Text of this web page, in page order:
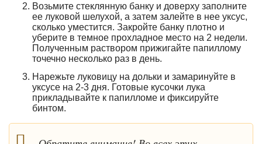
Возьмите стеклянную банку и доверху заполните
ее луковой шелухой, а затем залейте в нее уксус,
сколько уместится. Закройте банку плотно и
уберите в темное прохладное место на 2 недели.
Полученным раствором прижигайте папиллому
точечно несколько раз в день.
Нарежьте луковицу на дольки и замаринуйте в
уксусе на 2-3 дня. Готовые кусочки лука
прикладывайте к папилломе и фиксируйте
бинтом.